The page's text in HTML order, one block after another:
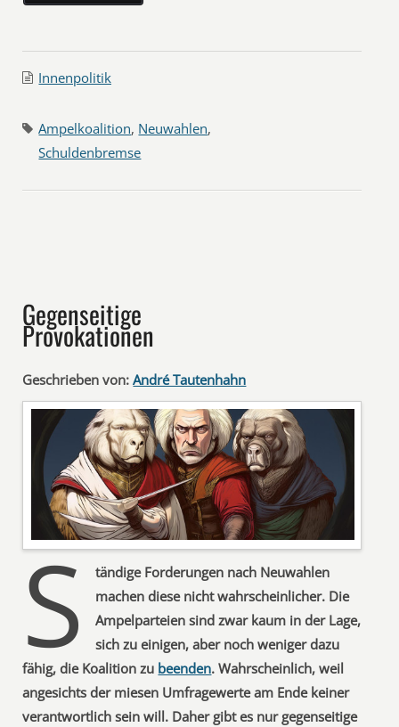
Innenpolitik
Ampelkoalition, Neuwahlen,
Schuldenbremse
Gegenseitige
Provokationen
Geschrieben von: André Tautenhahn
S
tändige Forderungen nach Neuwahlen
machen diese nicht wahrscheinlicher. Die
Ampelparteien sind zwar kaum in der Lage,
sich zu einigen, aber noch weniger dazu
fähig, die Koalition zu beenden. Wahrscheinlich, weil
angesichts der miesen Umfragewerte am Ende keiner
verantwortlich sein will. Daher gibt es nur gegenseitige